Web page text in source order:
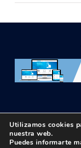
© Copyright 2018 -
Utilizamos cookies
nuestra web.
Puedes informarte